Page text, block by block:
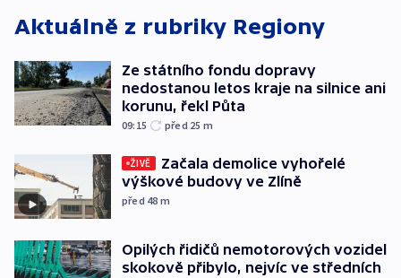
Aktuálně z rubriky Regiony
Ze státního fondu dopravy
nedostanou letos kraje na silnice ani
korunu, řekl Půta
09:15 před 25 m
ŽIVĚ
Začala demolice vyhořelé
výškové budovy ve Zlíně
před 48 m
Opilých řidičů nemotorových vozidel
skokově přibylo, nejvíc ve středních